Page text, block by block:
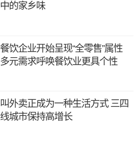
中的家乡味
餐饮企业开始呈现“全零售”属性
多元需求呼唤餐饮业更具个性
叫外卖正成为一种生活方式 三四
线城市保持高增长